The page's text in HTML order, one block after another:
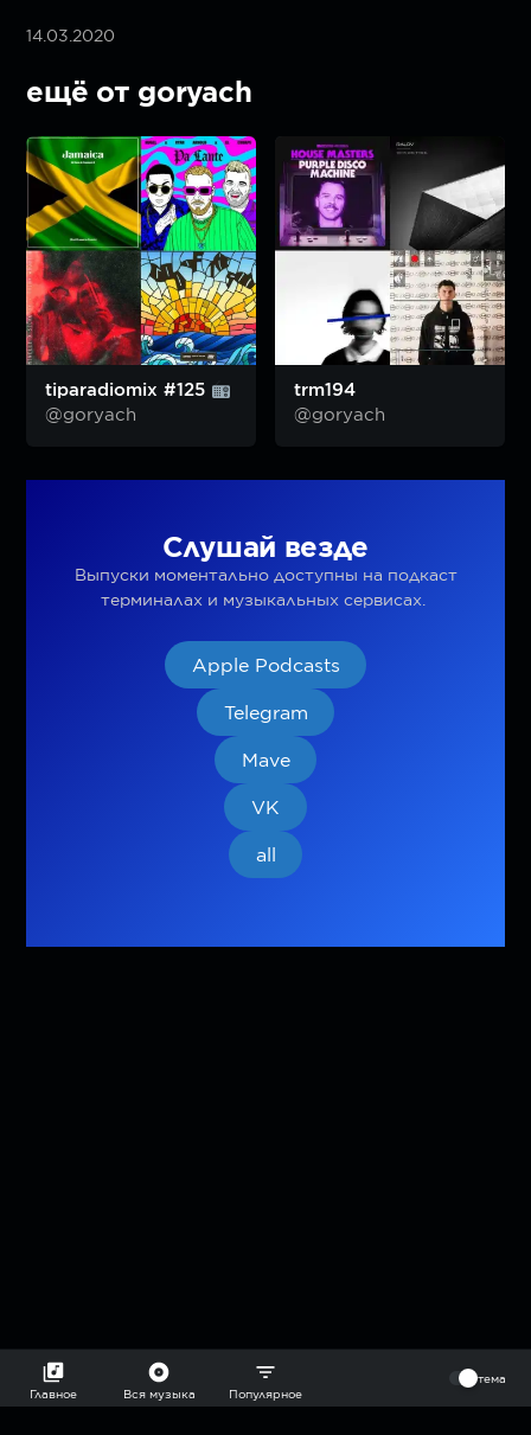
14.03.2020
ещё от goryach
tiparadiomix #125
@goryach
trm194
@goryach
Слушай везде
Выпуски моментально доступны на подкаст
терминалах и музыкальных сервисах.
Apple Podcasts
Telegram
Mave
VK
all
Главное Вся музыка Популярное
тема